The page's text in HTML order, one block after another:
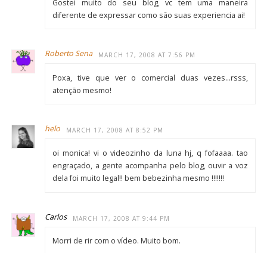
Gostei muito do seu blog, vc tem uma maneira
diferente de expressar como são suas experiencia ai!
Roberto Sena MARCH 17, 2008 AT 7:56 PM
Poxa, tive que ver o comercial duas vezes…rsss,
atenção mesmo!
helo MARCH 17, 2008 AT 8:52 PM
oi monica! vi o videozinho da luna hj, q fofaaaa. tao
engraçado, a gente acompanha pelo blog, ouvir a voz
dela foi muito legal!! bem bebezinha mesmo !!!!!!!
Carlos MARCH 17, 2008 AT 9:44 PM
Morri de rir com o vídeo. Muito bom.